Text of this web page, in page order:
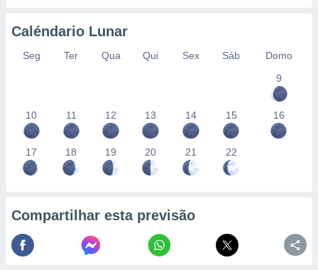
Caléndario Lunar
Seg Ter Qua Qui Sex Sáb
Domo
9
10 11 12 13 14 15 16
17 18 19 20 21 22
Compartilhar esta previsão